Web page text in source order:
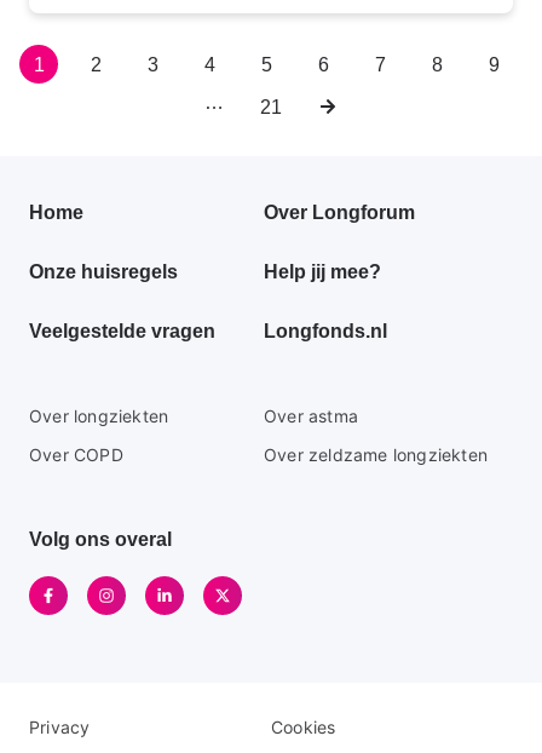
Paginering
Huidige
1 Pagina
2 Pagina
3 Pagina
4 Pagina
5 Pagina
6 Pagina
7 Pagina
8
9
…
Laatste
21
Volgende
Primair
menu
Home Over Longforum
Onze huisregels Help jij mee?
Veelgestelde vragen Longfonds.nl
Secundaire
footer
Over longziekten
Over astma
Over COPD
Over zeldzame longziekten
Volg ons overal
Disclaimer
Privacy
Cookies
Logo